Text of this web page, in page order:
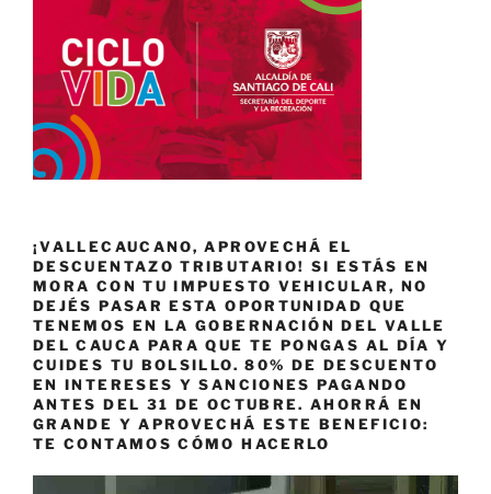
¡VALLECAUCANO, APROVECHÁ EL
DESCUENTAZO TRIBUTARIO! SI ESTÁS EN
MORA CON TU IMPUESTO VEHICULAR, NO
DEJÉS PASAR ESTA OPORTUNIDAD QUE
TENEMOS EN LA GOBERNACIÓN DEL VALLE
DEL CAUCA PARA QUE TE PONGAS AL DÍA Y
CUIDES TU BOLSILLO. 80% DE DESCUENTO
EN INTERESES Y SANCIONES PAGANDO
ANTES DEL 31 DE OCTUBRE. AHORRÁ EN
GRANDE Y APROVECHÁ ESTE BENEFICIO:
TE CONTAMOS CÓMO HACERLO